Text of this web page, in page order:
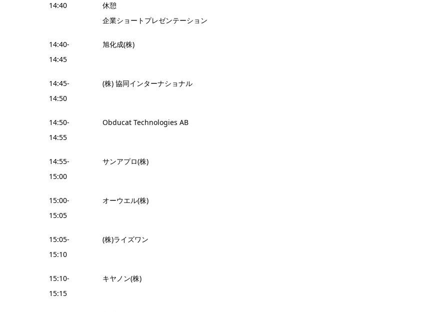
14:40
休憩
企業ショートプレゼンテーション
14:40-
14:45
旭化成(株)
14:45-
14:50
(株) 協同インターナショナル
14:50-
14:55
Obducat Technologies AB
14:55-
15:00
サンアプロ(株)
15:00-
15:05
オーウエル(株)
15:05-
15:10
(株)ライズワン
15:10-
15:15
キヤノン(株)